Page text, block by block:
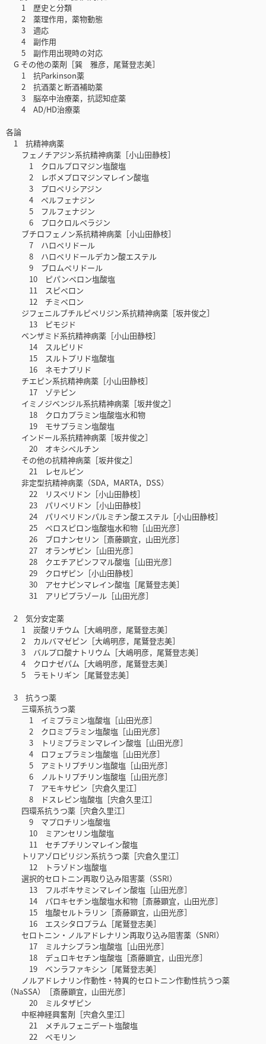
1 歴史と分類
2 薬理作用，薬物動態
3 適応
4 副作用
5 副作用出現時の対応
G その他の薬剤［巽 雅彦，尾鷲登志美］
1 抗Parkinson薬
2 抗酒薬と断酒補助薬
3 脳卒中治療薬，抗認知症薬
4 AD/HD治療薬
各論
1 抗精神病薬
フェノチアジン系抗精神病薬［小山田静枝］
1 クロルプロマジン塩酸塩
2 レボメプロマジンマレイン酸塩
3 プロペリシアジン
4 ペルフェナジン
5 フルフェナジン
6 プロクロルペラジン
ブチロフェノン系抗精神病薬［小山田静枝］
7 ハロペリドール
8 ハロペリドールデカン酸エステル
9 ブロムペリドール
10 ピパンペロン塩酸塩
11 スピペロン
12 チミペロン
ジフェニルブチルピペリジン系抗精神病薬［坂井俊之］
13 ピモジド
ベンザミド系抗精神病薬［小山田静枝］
14 スルピリド
15 スルトプリド塩酸塩
16 ネモナプリド
チエピン系抗精神病薬［小山田静枝］
17 ゾテピン
イミノジベンジル系抗精神病薬［坂井俊之］
18 クロカプラミン塩酸塩水和物
19 モサプラミン塩酸塩
インドール系抗精神病薬［坂井俊之］
20 オキシペルチン
その他の抗精神病薬［坂井俊之］
21 レセルピン
非定型抗精神病薬（SDA，MARTA，DSS）
22 リスペリドン［小山田静枝］
23 パリペリドン［小山田静枝］
24 パリペリドンパルミチン酸エステル［小山田静枝］
25 ペロスピロン塩酸塩水和物［山田光彦］
26 ブロナンセリン［斎藤顕宜，山田光彦］
27 オランザピン［山田光彦］
28 クエチアピンフマル酸塩［山田光彦］
29 クロザピン［小山田静枝］
30 アセナピンマレイン酸塩［尾鷲登志美］
31 アリピプラゾール［山田光彦］
2 気分安定薬
1 炭酸リチウム［大嶋明彦，尾鷲登志美］
2 カルバマゼピン［大嶋明彦，尾鷲登志美］
3 バルプロ酸ナトリウム［大嶋明彦，尾鷲登志美］
4 クロナゼパム［大嶋明彦，尾鷲登志美］
5 ラモトリギン［尾鷲登志美］
3 抗うつ薬
三環系抗うつ薬
1 イミプラミン塩酸塩［山田光彦］
2 クロミプラミン塩酸塩［山田光彦］
3 トリミプラミンマレイン酸塩［山田光彦］
4 ロフェプラミン塩酸塩［山田光彦］
5 アミトリプチリン塩酸塩［山田光彦］
6 ノルトリプチリン塩酸塩［山田光彦］
7 アモキサピン［宍倉久里江］
8 ドスレピン塩酸塩［宍倉久里江］
四環系抗うつ薬［宍倉久里江］
9 マプロチリン塩酸塩
10 ミアンセリン塩酸塩
11 セチプチリンマレイン酸塩
トリアゾロピリジン系抗うつ薬［宍倉久里江］
12 トラゾドン塩酸塩
選択的セロトニン再取り込み阻害薬（SSRI）
13 フルボキサミンマレイン酸塩［山田光彦］
14 パロキセチン塩酸塩水和物［斎藤顕宜，山田光彦］
15 塩酸セルトラリン［斎藤顕宜，山田光彦］
16 エスシタロプラム［尾鷲登志美］
セロトニン・ノルアドレナリン再取り込み阻害薬（SNRI）
17 ミルナシプラン塩酸塩［山田光彦］
18 デュロキセチン塩酸塩［斎藤顕宜，山田光彦］
19 ベンラファキシン［尾鷲登志美］
ノルアドレナリン作動性・特異的セロトニン作動性抗うつ薬
（NaSSA）［斎藤顕宜，山田光彦］
20 ミルタザピン
中枢神経興奮剤［宍倉久里江］
21 メチルフェニデート塩酸塩
22 ペモリン